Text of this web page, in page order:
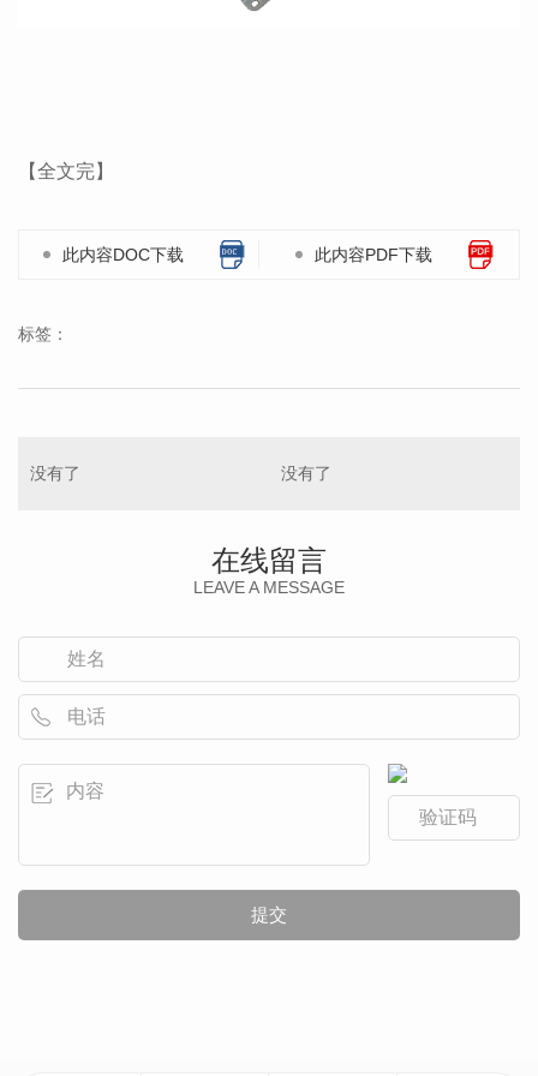
【全文完】
此内容DOC下载 此内容PDF下载
标签：
没有了 没有了
在线留言
LEAVE A MESSAGE